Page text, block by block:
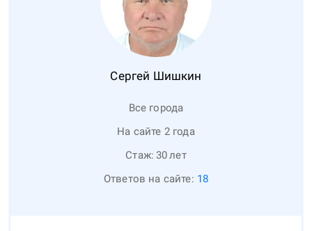
Сергей Шишкин
Все города
На сайте 2 года
Стаж: 30лет
Ответов на сайте: 18